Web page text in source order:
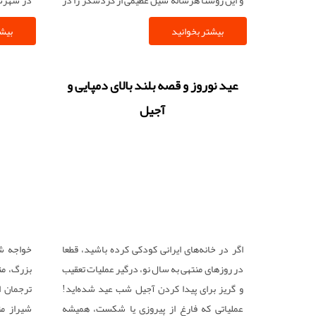
خود جمع می کند.
بیشتر بخوانید
حضور
آشنا
عید نوروز و قصه بلند بالای دمپایی و
آجیل
اگر در خانه‌های ایرانی کودکی کرده باشید، قطعا
در روزهای منتهی به سال نو، درگیر عملیات تعقیب
و گریز برای پیدا کردن آجیل شب عید شده‌اید!
عملیاتی که فارغ از پیروزی یا شکست، همیشه
خواجه
بزرگ،